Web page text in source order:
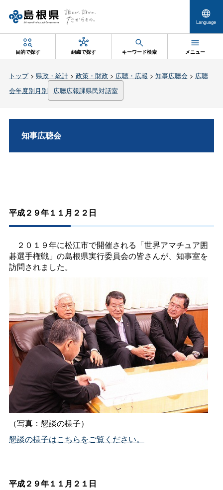
Language
目的で探す 組織で探す キーワード検索 メニュー
トップ> 県政・統計> 政策・財政 > 広聴・広報 > 知事広聴会 > 広聴
会年度別月別
広聴広報課県民対話室
知事広聴会
平成２９年１１月２２日
２０１９年に松江市で開催される「世界アマチュア囲
碁選手権戦」の島根県実行委員会の皆さんが、知事室を
訪問されました。
（写真：懇談の様子）
懇談の様子はこちらをご覧ください。
平成２９年１１月２１日